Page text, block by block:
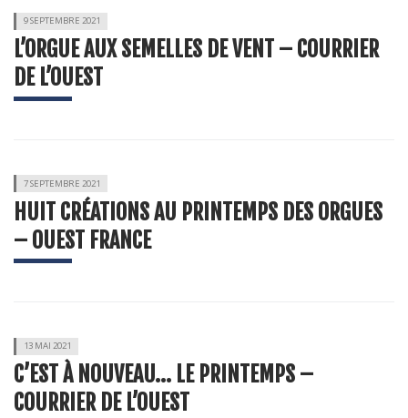
9 SEPTEMBRE 2021
L’ORGUE AUX SEMELLES DE VENT – COURRIER
DE L’OUEST
7 SEPTEMBRE 2021
HUIT CRÉATIONS AU PRINTEMPS DES ORGUES
– OUEST FRANCE
13 MAI 2021
C’EST À NOUVEAU… LE PRINTEMPS –
COURRIER DE L’OUEST